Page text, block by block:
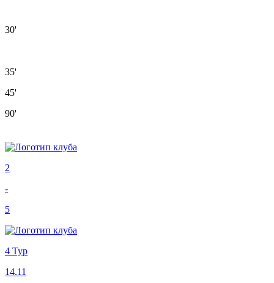
30'
35'
45'
90'
2
-
5
4 Тур
14.11